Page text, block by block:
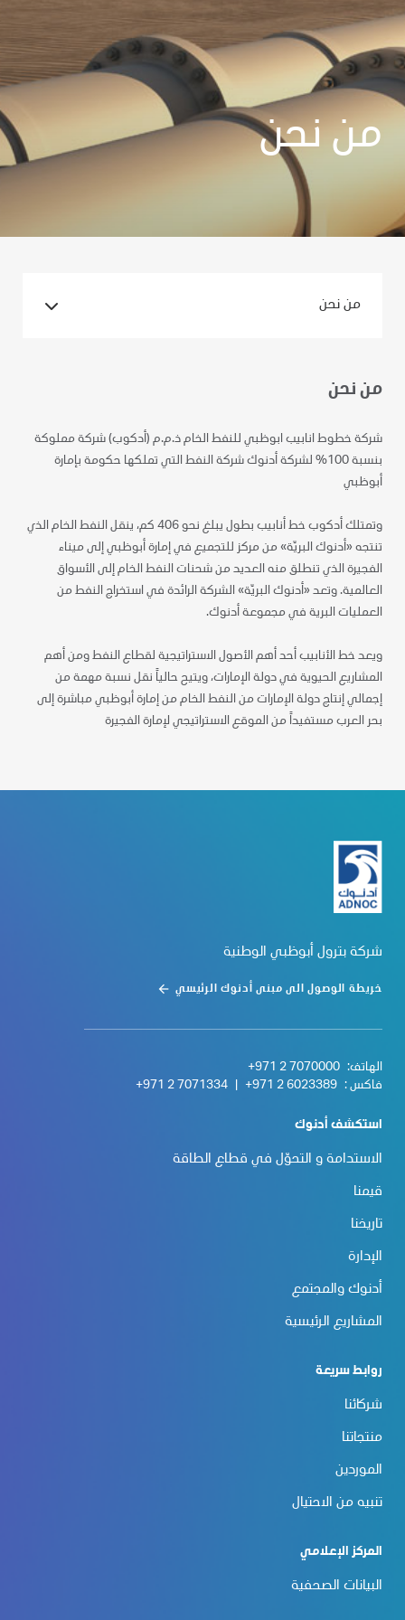
من نحن
من نحن
شركة خطوط انابيب ابوظبي للنفط الخام ذ.م.م (أدكوب) شركة مملوكة
بنسبة 100% لشركة أدنوك شركة النفط التي تملكها حكومة بإمارة
أبوظبي
وتمتلك أدكوب خط أنابيب بطول يبلغ نحو 406 كم، ينقل النفط الخام الذي
تنتجه «أدنوك البريّة» من مركز للتجميع في إمارة أبوظبي إلى ميناء
الفجيرة الذي تنطلق منه العديد من شحنات النفط الخام إلى الأسواق
العالمية. وتعد «أدنوك البريّة» الشركة الرائدة في استخراج النفط من
العمليات البرية في مجموعة أدنوك.
ويعد خط الأنابيب أحد أهم الأصول الاستراتيجية لقطاع النفط ومن أهم
المشاريع الحيوية في دولة الإمارات، ويتيح حالياً نقل نسبة مهمة من
إجمالي إنتاج دولة الإمارات من النفط الخام من إمارة أبوظبي مباشرة إلى
بحر العرب مستفيداً من الموقع الاستراتيجي لإمارة الفجيرة
من نحن
شركة بترول أبوظبي الوطنية
خريطة الوصول الى مبنى أدنوك الرئيسي
الهاتف: +971 2 7070000
فاكس : +971 2 6023389
+971 2 7071334
استكشف أدنوك
الاستدامة و التحوّل في قطاع الطاقة
قيمنا
تاريخنا
الإدارة
أدنوك والمجتمع
المشاريع الرئيسية
روابط سريعة
شركائنا
منتجاتنا
الموردين
تنبيه من الاحتيال
المركز الإعلامي
البيانات الصحفية